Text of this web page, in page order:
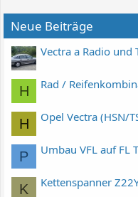
Neue Beiträge
Vectra a Radio
H Rad /
H Opel Vectra (HSN/
P Umbau VFL auf FL
K Kettenspanner